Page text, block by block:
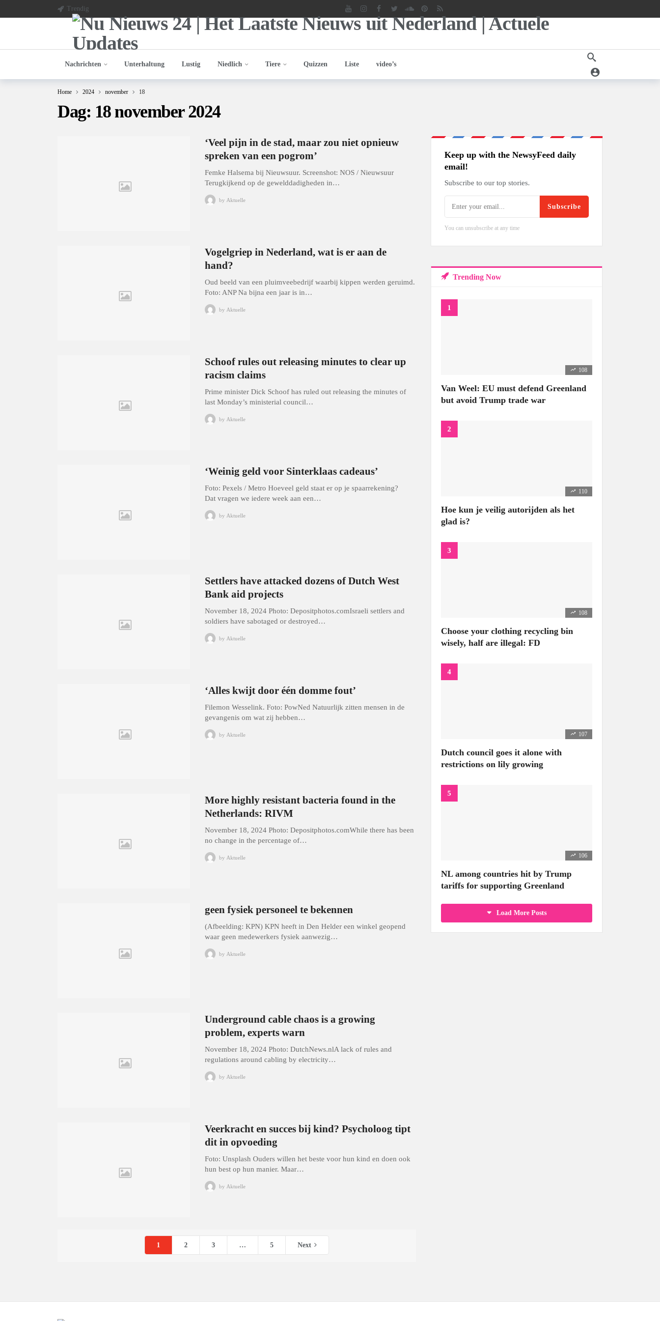
Trendig
Nachrichten Unterhaltung Lustig Niedlich Tiere Quizzen Liste video’s
Home 2024 november 18
Dag: 18 november 2024
‘Veel pijn in de stad, maar zou niet opnieuw
spreken van een pogrom’
Femke Halsema bij Nieuwsuur. Screenshot: NOS / Nieuwsuur
Terugkijkend op de gewelddadigheden in…
by Aktuelle
Vogelgriep in Nederland, wat is er aan de
hand?
Oud beeld van een pluimveebedrijf waarbij kippen werden geruimd.
Foto: ANP Na bijna een jaar is in…
by Aktuelle
Schoof rules out releasing minutes to clear up
racism claims
Prime minister Dick Schoof has ruled out releasing the minutes of
last Monday’s ministerial council…
by Aktuelle
‘Weinig geld voor Sinterklaas cadeaus’
Foto: Pexels / Metro Hoeveel geld staat er op je spaarrekening?
Dat vragen we iedere week aan een…
by Aktuelle
Settlers have attacked dozens of Dutch West
Bank aid projects
November 18, 2024 Photo: Depositphotos.comIsraeli settlers and
soldiers have sabotaged or destroyed…
by Aktuelle
‘Alles kwijt door één domme fout’
Filemon Wesselink. Foto: PowNed Natuurlijk zitten mensen in de
gevangenis om wat zij hebben…
by Aktuelle
More highly resistant bacteria found in the
Netherlands: RIVM
November 18, 2024 Photo: Depositphotos.comWhile there has been
no change in the percentage of…
by Aktuelle
geen fysiek personeel te bekennen
(Afbeelding: KPN) KPN heeft in Den Helder een winkel geopend
waar geen medewerkers fysiek aanwezig…
by Aktuelle
Underground cable chaos is a growing
problem, experts warn
November 18, 2024 Photo: DutchNews.nlA lack of rules and
regulations around cabling by electricity…
by Aktuelle
Veerkracht en succes bij kind? Psycholoog tipt
dit in opvoeding
Foto: Unsplash Ouders willen het beste voor hun kind en doen ook
hun best op hun manier. Maar…
by Aktuelle
1 2 3 … 5 Next
Keep up with the NewsyFeed daily
email!
Subscribe to our top stories.
Subscribe
You can unsubscribe at any time
Trending Now
108
Van Weel: EU must defend Greenland
but avoid Trump trade war
110
Hoe kun je veilig autorijden als het
glad is?
108
Choose your clothing recycling bin
wisely, half are illegal: FD
107
Dutch council goes it alone with
restrictions on lily growing
106
NL among countries hit by Trump
tariffs for supporting Greenland
Load More Posts